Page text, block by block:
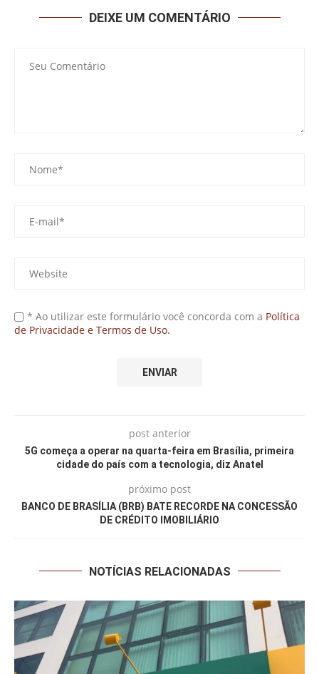
DEIXE UM COMENTÁRIO
* Ao utilizar este formulário você concorda com a Política
de Privacidade e Termos de Uso.
post anterior
5G começa a operar na quarta-feira em Brasília, primeira
cidade do país com a tecnologia, diz Anatel
próximo post
BANCO DE BRASÍLIA (BRB) BATE RECORDE NA CONCESSÃO
DE CRÉDITO IMOBILIÁRIO
NOTÍCIAS RELACIONADAS